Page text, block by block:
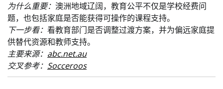
为什么重要： 澳洲地域辽阔，教育公平不仅是学校经费问
题，也包括家庭是否能获得可操作的课程支持。
下一步看： 看教育部门是否调整过渡方案，并为偏远家庭提
供替代资源和教师支持。
主要来源： abc.net.au
交叉参考： Socceroos